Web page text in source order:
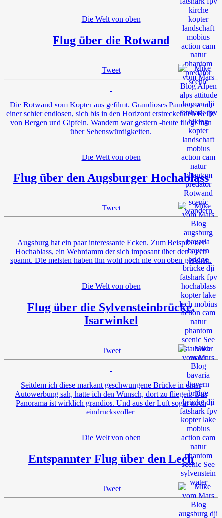
Die Welt von oben
Flug über die Rotwand
Tweet
Die Rotwand vom Kopter aus gefilmt. Grandioses Panorama mit
einer schier endlosen, sich bis in den Horizont erstreckenden Reihe
von Bergen und Gipfeln. Wandern war gestern -heute fliegt man
über Sehenswürdigkeiten.
Die Welt von oben
Flug über den Augsburger Hochablass
Tweet
Augsburg hat ein paar interessante Ecken. Zum Beispiel der
Hochablass, ein Wehrdamm der sich imposant über den Lech
spannt. Die meisten haben ihn wohl noch nie von oben gesehen.
Die Welt von oben
Flug über die Sylvensteinbrücke,
Isarwinkel
Tweet
Seitdem ich diese markant geschwungene Brücke in einer
Autowerbung sah, hatte ich den Wunsch, dort zu fliegen. Das
Panorama ist wirklich grandios. Und aus der Luft sogar noch
eindrucksvoller.
Die Welt von oben
Entspannter Flug über den Lech
Tweet